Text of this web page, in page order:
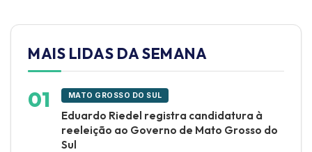
MAIS LIDAS DA SEMANA
MATO GROSSO DO SUL
Eduardo Riedel registra candidatura à
reeleição ao Governo de Mato Grosso do
Sul